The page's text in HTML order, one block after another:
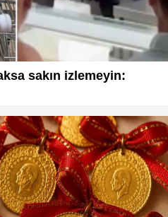
sakın izlemeyin: